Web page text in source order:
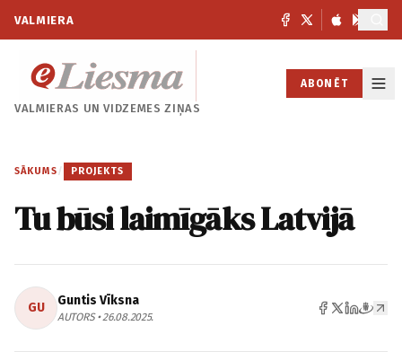
VALMIERA
VALMIERAS UNVIDZEMES ZIŅAS
ABONĒT
SĀKUMS / PROJEKTS
Tu būsi laimīgāks Latvijā
GU Guntis Vīksna
AUTORS • 26.08.2025.